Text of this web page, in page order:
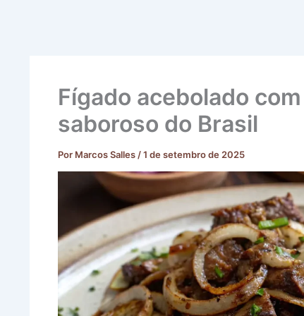
Fígado acebolado
saboroso do Brasil
Por Marcos Salles /1 de setembro de 2025